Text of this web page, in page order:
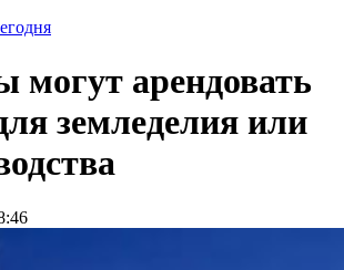
могут арендовать
земледелия или